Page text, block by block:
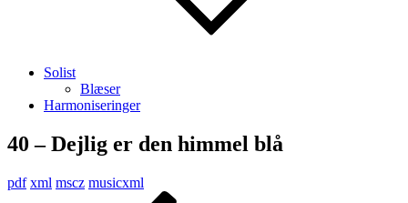
Solist
Blæser
Harmoniseringer
40 – Dejlig er den himmel blå
pdf xml mscz musicxml